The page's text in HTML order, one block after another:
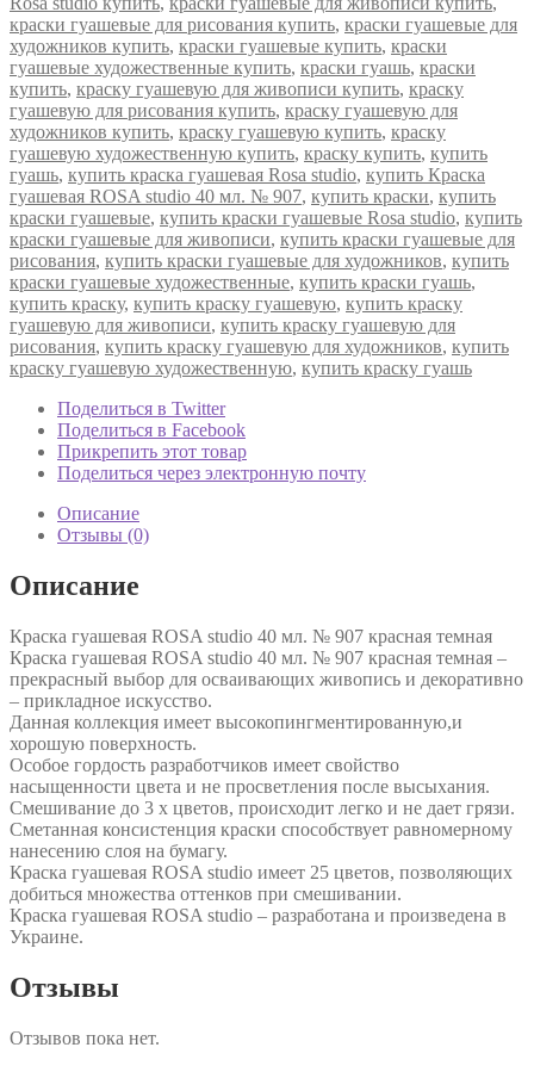
краски гуашевые для рисования купить, краски гуашевые для
художников купить, краски гуашевые купить, краски
гуашевые художественные купить, краски гуашь, краски
купить, краску гуашевую для живописи купить, краску
гуашевую для рисования купить, краску гуашевую для
художников купить, краску гуашевую купить, краску
гуашевую художественную купить, краску купить, купить
гуашь, купить краска гуашевая Rosa studio, купить Краска
гуашевая ROSA studio 40 мл. № 907, купить краски, купить
краски гуашевые, купить краски гуашевые Rosa studio, купить
краски гуашевые для живописи, купить краски гуашевые для
рисования, купить краски гуашевые для художников, купить
краски гуашевые художественные, купить краски гуашь,
купить краску, купить краску гуашевую, купить краску
гуашевую для живописи, купить краску гуашевую для
рисования, купить краску гуашевую для художников, купить
краску гуашевую художественную, купить краску гуашь
Поделиться в Twitter
Поделиться в Facebook
Прикрепить этот товар
Поделиться через электронную почту
Описание
Отзывы (0)
Описание
Краска гуашевая ROSA studio 40 мл. № 907 красная темная
Краска гуашевая ROSA studio 40 мл. № 907 красная темная –
прекрасный выбор для осваивающих живопись и декоративно
– прикладное искусство.
Данная коллекция имеет высокопингментированную,и
хорошую поверхность.
Особое гордость разработчиков имеет свойство
насыщенности цвета и не просветления после высыхания.
Смешивание до 3 х цветов, происходит легко и не дает грязи.
Сметанная консистенция краски способствует равномерному
нанесению слоя на бумагу.
Краска гуашевая ROSA studio имеет 25 цветов, позволяющих
добиться множества оттенков при смешивании.
Краска гуашевая ROSA studio – разработана и произведена в
Украине.
Отзывы
Отзывов пока нет.